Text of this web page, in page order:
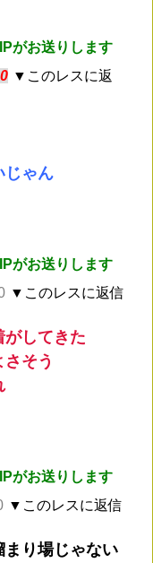
がお送りします
▼このレスに返
じゃん
がお送りします
▼このレスに返信
がしてきた
そう
がお送りします
▼このレスに返信
り場じゃない